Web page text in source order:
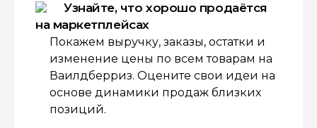
Узнайте, что хорошо продаётся
на маркетплейсах
Покажем выручку, заказы, остатки и
изменение цены по всем товарам на
Ваилдберриз. Оцените свои идеи на
основе динамики продаж близких
позиций.